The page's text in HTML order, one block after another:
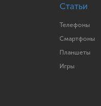
Статьи
Телефоны
Смартфоны
Планшеты
Игры